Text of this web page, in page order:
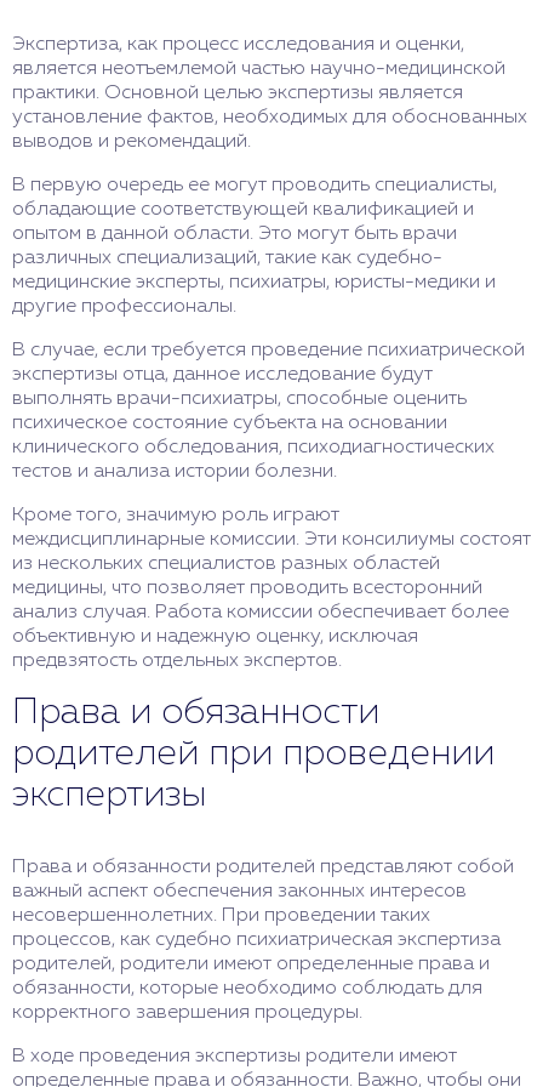
Экспертиза, как процесс исследования и оценки,
является неотъемлемой частью научно-медицинской
практики. Основной целью экспертизы является
установление фактов, необходимых для обоснованных
выводов и рекомендаций.
В первую очередь ее могут проводить специалисты,
обладающие соответствующей квалификацией и
опытом в данной области. Это могут быть врачи
различных специализаций, такие как судебно-
медицинские эксперты, психиатры, юристы-медики и
другие профессионалы.
В случае, если требуется проведение психиатрической
экспертизы отца, данное исследование будут
выполнять врачи-психиатры, способные оценить
психическое состояние субъекта на основании
клинического обследования, психодиагностических
тестов и анализа истории болезни.
Кроме того, значимую роль играют
междисциплинарные комиссии. Эти консилиумы состоят
из нескольких специалистов разных областей
медицины, что позволяет проводить всесторонний
анализ случая. Работа комиссии обеспечивает более
объективную и надежную оценку, исключая
предвзятость отдельных экспертов.
Права и обязанности
родителей при проведении
экспертизы
Права и обязанности родителей представляют собой
важный аспект обеспечения законных интересов
несовершеннолетних. При проведении таких
процессов, как судебно психиатрическая экспертиза
родителей, родители имеют определенные права и
обязанности, которые необходимо соблюдать для
корректного завершения процедуры.
В ходе проведения экспертизы родители имеют
определенные права и обязанности. Важно, чтобы они